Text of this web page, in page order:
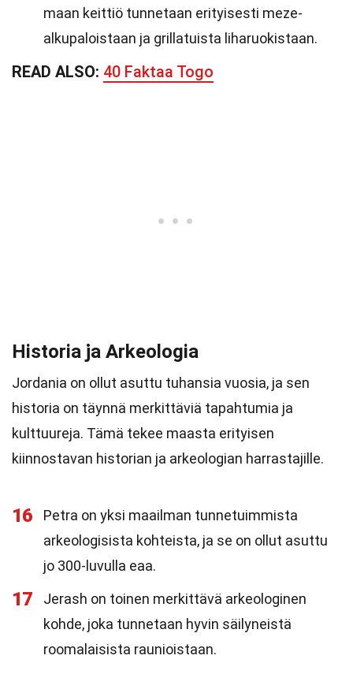
maan keittiö tunnetaan erityisesti meze-
alkupaloistaan ja grillatuista liharuokistaan.
READ ALSO: 40 Faktaa Togo
Historia ja Arkeologia
Jordania on ollut asuttu tuhansia vuosia, ja sen
historia on täynnä merkittäviä tapahtumia ja
kulttuureja. Tämä tekee maasta erityisen
kiinnostavan historian ja arkeologian harrastajille.
16
Petra on yksi maailman tunnetuimmista
arkeologisista kohteista, ja se on ollut asuttu
jo 300-luvulla eaa.
17
Jerash on toinen merkittävä arkeologinen
kohde, joka tunnetaan hyvin säilyneistä
roomalaisista raunioistaan.